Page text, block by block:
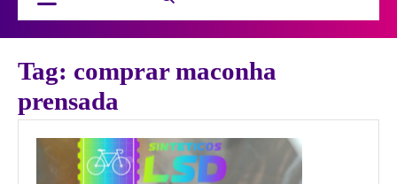
Button
Tag: comprar maconha
prensada